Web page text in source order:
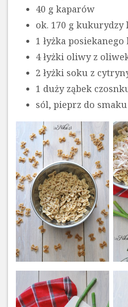
40 g kaparów
ok. 170 g
1 łyżka
4 łyżki oliwy z
2 łyżki soku z
1 duży ząbek
sól, pieprz do smaku